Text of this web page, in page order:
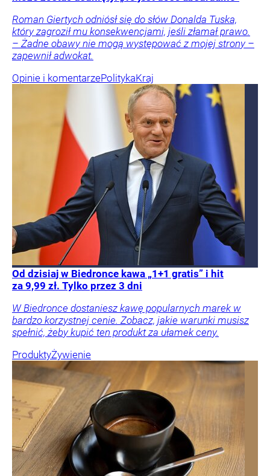
Roman Giertych odniósł się do słów Donalda Tuska,
który zagroził mu konsekwencjami, jeśli złamał prawo.
– Żadne obawy nie mogą występować z mojej strony –
zapewnił adwokat.
Opinie i komentarzePolitykaKraj
Od dzisiaj w Biedronce kawa „1+1 gratis” i hit
za 9,99 zł. Tylko przez 3 dni
W Biedronce dostaniesz kawę popularnych marek w
bardzo korzystnej cenie. Zobacz, jakie warunki musisz
spełnić, żeby kupić ten produkt za ułamek ceny.
ProduktyŻywienie